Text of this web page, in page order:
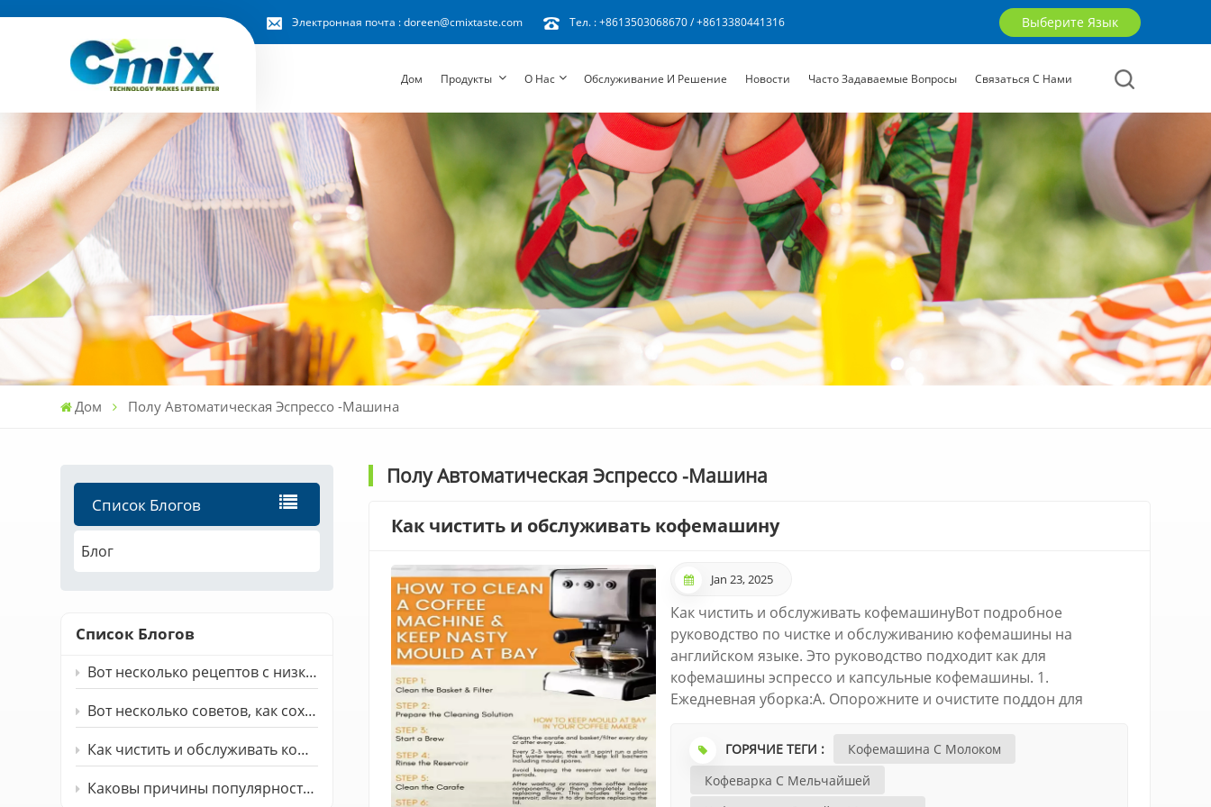
Электронная почта :doreen@cmixtaste.com Тел. :+8613503068670/+8613380441316 Выберите Язык
русский
Дом Продукты О Нас Обслуживание И Решение Новости Часто Задаваемые Вопросы Связаться С Нами
Дом Полу Автоматическая Эспрессо -машина
Список Блогов
Блог
Список Блогов
Вот несколько рецептов с низким содержанием сахара, которые можно приготовить с помощью рисоварки.
Вот несколько советов, как сохранить максимум питательных веществ при приготовлении овощного сока с помощью соковыжималки медленного действия.
Как чистить и обслуживать кофемашину
Каковы причины популярности фритюрниц?
Полу Автоматическая Эспрессо -машина
Как чистить и обслуживать кофемашину
Jan 23, 2025
Как чистить и обслуживать кофемашинуВот подробное
руководство по чистке и обслуживанию кофемашины на
английском языке. Это руководство подходит как для
кофемашины эспрессо и капсульные кофемашины. 1.
Ежедневная уборка:А. Опорожните и очистите поддон для
использования.Шаги:Снимите поддон для сбора капель и
вылейте остатки кофе и воду.Промойте водой и вытрите
насухо.Установите его обратно в машину.Б. Очистите
ГОРЯЧИЕ ТЕГИ :
Кофемашина С Молоком
Кофеварка С Мельчайшей